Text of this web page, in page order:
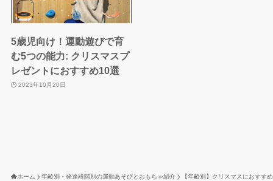
5歳児向け！運動遊びで育
む5つの能力: クリスマスプ
レゼントにおすすめ10選
2023年10月20日
ホーム 年齢別・発達段階別の運動あそびとおもちゃ紹介 【年齢別】クリスマスにおすす